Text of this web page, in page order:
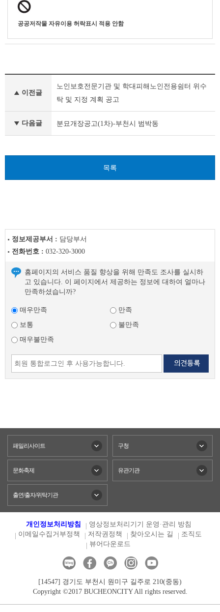
공공저작물 자유이용 허락표시 적용 안함
글
음
이전글
노인보호전문기관 및 학대피해노인전용쉼터 위수
탁 및 지정 계획 공고
다음글 분묘개장공고(1차)-부천시 범박동
목록
정보제공부서 : 담당부서
전화번호 : 032-320-3000
홈페이지의 서비스 품질 향상을 위해 만족도 조사를 실시하
고 있습니다. 이 페이지에서 제공하는 정보에 대하여 얼마나
만족하셨습니까?
매우만족
만족
보통
불만족
매우불만족
패밀리사이트 구청
문화축제 유관기관
출연/출자/위탁기관
개인정보처리방침
영상정보처리기기 운영·관리 방침
이메일수집거부정책
저작권정책 찾아오시는 길
조직도
뷰어다운로드
[14547] 경기도 부천시 원미구 길주로 210(중동)
Copyright ©2017 BUCHEONCITY All rights reserved.